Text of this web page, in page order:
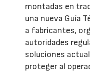
montadas en
una nueva Guía
a fabricantes,
autoridades
soluciones
proteger al